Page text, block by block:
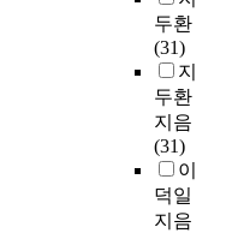
두환
(31)
지
두환
지음
(31)
이
덕일
지음